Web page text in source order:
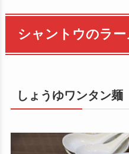
シャントウのラー
しょうゆワンタン麺